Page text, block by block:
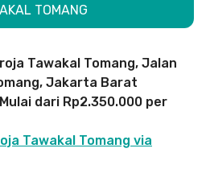
TOMANG
Tawakal Tomang, Jalan
Jakarta Barat
dari Rp2.350.000 per
Tawakal Tomang via